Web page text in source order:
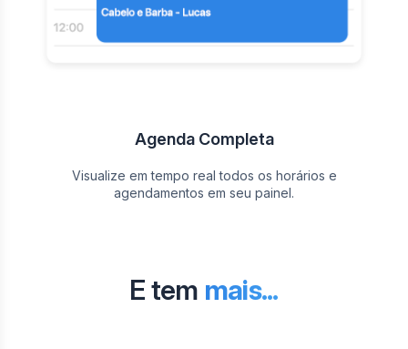
Agenda Completa
Visualize em tempo real todos os horários e
agendamentos em seu painel.
E tem mais...